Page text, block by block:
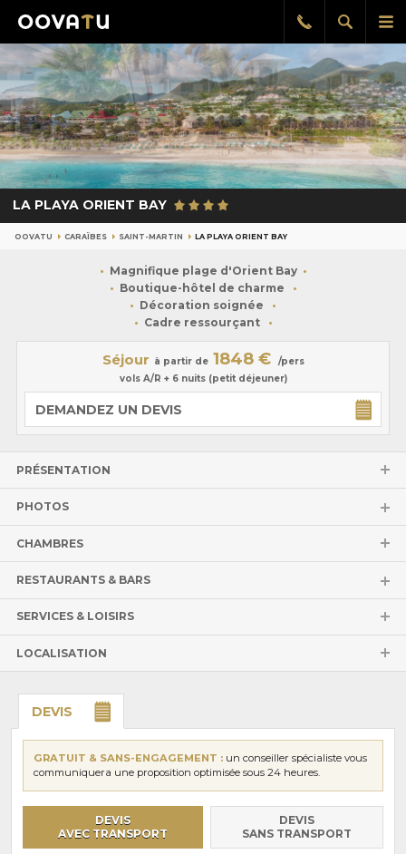
le
Afficher
la
Rappel
gratuit
LA PLAYA ORIENT BAY
OOVATU CARAÏBES SAINT-MARTIN LA PLAYA ORIENT BAY
Magnifique plage d'Orient Bay
Boutique-hôtel de charme
Décoration soignée
Cadre ressourçant
Séjour à partir de 1848 €
/pers
vols A/R + 6 nuits (petit déjeuner)
DEMANDEZ UN DEVIS
PRÉSENTATION
PHOTOS
CHAMBRES
RESTAURANTS & BARS
SERVICES & LOISIRS
LOCALISATION
DEVIS
GRATUIT & SANS-ENGAGEMENT : un conseiller spécialiste vous
communiquera une proposition optimisée sous 24 heures.
DEVIS
AVEC TRANSPORT
DEVIS
SANS TRANSPORT